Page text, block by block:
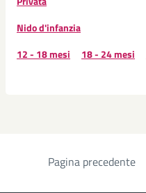
Nido d'infanzia
12 - 18 mesi
18 - 24 mesi
Paginazione
Pagina precedente